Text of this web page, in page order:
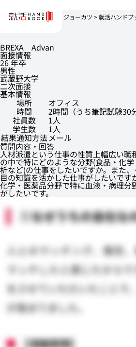
上京を志す、就活生へ。ジョーカツ >就活ハンドブ
BREXA Advan
面接情報
26 年卒
男性
武蔵野大学
二次面接
基本情報
場所 オフィス
時間 2時間（うち筆記試験30
社員数 1人
学生数 1人
結果通知方法メール
質問内容・回答
人材派遣という仕事の性質上幅広い職
の中で特にどのような分野(食品・化
析など)の仕事をしたいですか。また
目の知識を活かした仕事がしたいです
化学・医薬品分野で特に血液・病理分
がしたいです。